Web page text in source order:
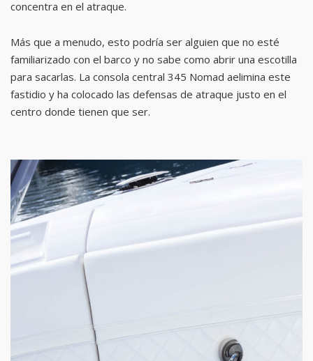
concentra en el atraque.
Más que a menudo, esto podría ser alguien que no esté
familiarizado con el barco y no sabe como abrir una escotilla
para sacarlas. La consola central 345 Nomad aelimina este
fastidio y ha colocado las defensas de atraque justo en el
centro donde tienen que ser.